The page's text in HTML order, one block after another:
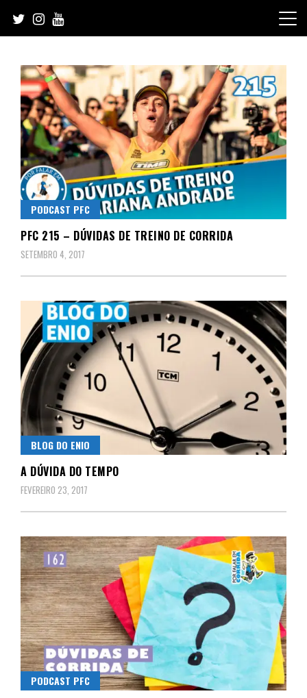
content
PODCAST PFC
PFC 215 – DÚVIDAS DE TREINO DE CORRIDA
SETEMBRO 4, 2017
BLOG DO ENIO
A DÚVIDA DO TEMPO
FEVEREIRO 23, 2017
PODCAST PFC